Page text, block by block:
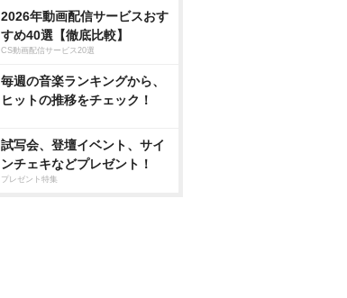
2026年動画配信サービスおす
すめ40選【徹底比較】
CS動画配信サービス20選
毎週の音楽ランキングから、
ヒットの推移をチェック！
試写会、登壇イベント、サイ
ンチェキなどプレゼント！
プレゼント特集